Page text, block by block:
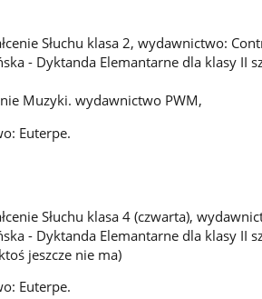
Słuchu klasa 2, wydawnictwo:
- Dyktanda Elemantarne dla klasy II
Muzyki. wydawnictwo PWM,
Euterpe.
Słuchu klasa 4 (czwarta),
- Dyktanda Elemantarne dla klasy II
jeszcze nie ma)
Euterpe.